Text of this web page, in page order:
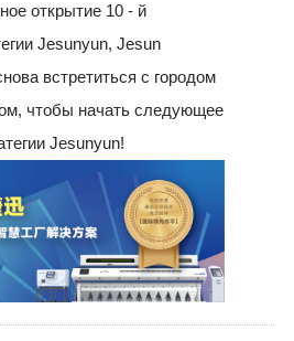
открытие 10 - й
Jesunyun, Jesun
встретиться с городом
чтобы начать следующее
Jesunyun!